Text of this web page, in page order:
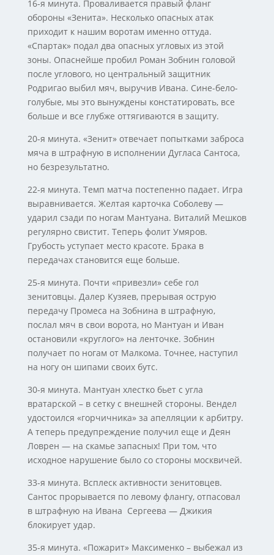
16-я минута. Проваливается правый фланг
обороны «Зенита». Несколько опасных атак
приходит к нашим воротам именно оттуда.
«Спартак» подал два опасных угловых из этой
зоны. Опаснейше пробил Роман Зобнин головой
после углового, но центральный защитник
Родригао выбил мяч, выручив Ивана. Сине-бело-
голубые, мы это вынуждены констатировать, все
больше и все глубже оттягиваются в защиту.
20-я минута. «Зенит» отвечает попытками заброса
мяча в штрафную в исполнении Дугласа Сантоса,
но безрезультатно.
22-я минута. Темп матча постепенно падает. Игра
выравнивается. Желтая карточка Соболеву —
ударил сзади по ногам Мантуана. Виталий Мешков
регулярно свистит. Теперь фолит Умяров.
Грубость уступает место красоте. Брака в
передачах становится еще больше.
25-я минута. Почти «привезли» себе гол
зенитовцы. Далер Кузяев, прерывая острую
передачу Промеса на Зобнина в штрафную,
послал мяч в свои ворота, но Мантуан и Иван
остановили «круглого» на ленточке. Зобнин
получает по ногам от Малкома. Точнее, наступил
на ногу он шипами своих бутс.
30-я минута. Мантуан хлестко бьет с угла
вратарской – в сетку с внешней стороны. Вендел
удостоился «горчичника» за апелляции к арбитру.
А теперь предупреждение получил еще и Деян
Ловрен — на скамье запасных! При том, что
исходное нарушение было со стороны москвичей.
33-я минута. Всплеск активности зенитовцев.
Сантос прорывается по левому флангу, отпасовал
в штрафную на Ивана Сергеева — Джикия
блокирует удар.
35-я минута. «Пожарит» Максименко – выбежал из